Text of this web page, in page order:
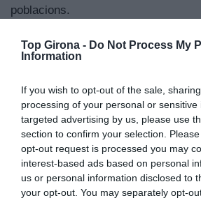
Top Girona - Do Not Process My
Information
If you wish to opt-out of the sale,
processing of your personal or
targeted advertising by us, please use
section to confirm your selection.
opt-out request is processed you may
interest-based ads based on personal
us or personal information disclosed to
your opt-out. You may separately opt-
poblacions.